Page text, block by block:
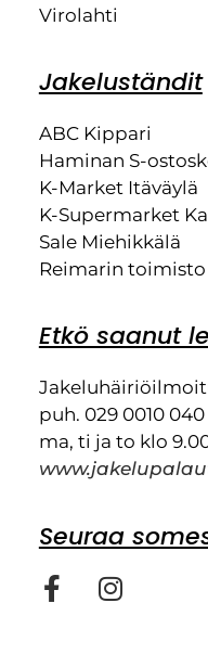
Virolahti
Jakeluständit
ABC Kippari
Haminan S-
K-Market Itäväylä
K-Supermarket
Sale Miehikkälä
Reimarin toimisto
Etkö saanut
puh. 029 0010 040
ma, ti ja to klo
Seuraa